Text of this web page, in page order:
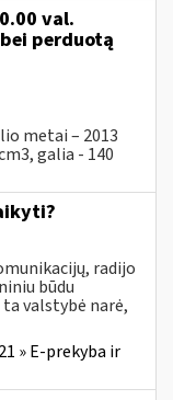
val.
perduotą
metai – 2013
galia - 140
radijo
būdu
valstybė narė,
» E-prekyba ir